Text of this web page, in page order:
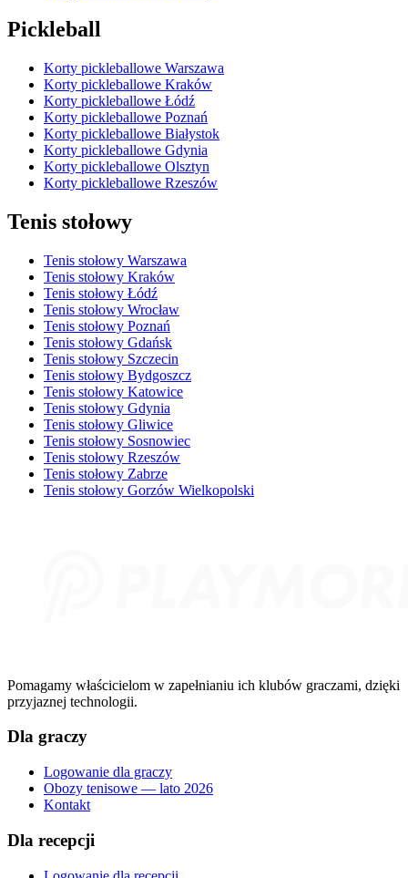
Pickleball
Korty pickleballowe Warszawa
Korty pickleballowe Kraków
Korty pickleballowe Łódź
Korty pickleballowe Poznań
Korty pickleballowe Białystok
Korty pickleballowe Gdynia
Korty pickleballowe Olsztyn
Korty pickleballowe Rzeszów
Tenis stołowy
Tenis stołowy Warszawa
Tenis stołowy Kraków
Tenis stołowy Łódź
Tenis stołowy Wrocław
Tenis stołowy Poznań
Tenis stołowy Gdańsk
Tenis stołowy Szczecin
Tenis stołowy Bydgoszcz
Tenis stołowy Katowice
Tenis stołowy Gdynia
Tenis stołowy Gliwice
Tenis stołowy Sosnowiec
Tenis stołowy Rzeszów
Tenis stołowy Zabrze
Tenis stołowy Gorzów Wielkopolski
Pomagamy właścicielom w zapełnianiu ich klubów graczami, dzięki
przyjaznej technologii.
Dla graczy
Logowanie dla graczy
Obozy tenisowe — lato 2026
Kontakt
Dla recepcji